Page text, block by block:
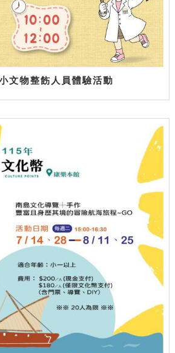
文物整飭人員體驗活動